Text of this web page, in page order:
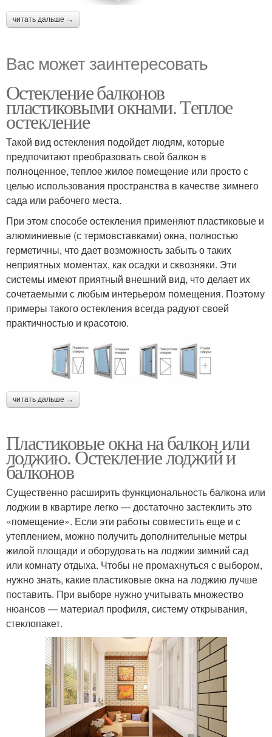
читать дальше →
Вас может заинтересовать
Остекление балконов
пластиковыми окнами. Теплое
остекление
Такой вид остекления подойдет людям, которые
предпочитают преобразовать свой балкон в
полноценное, теплое жилое помещение или просто с
целью использования пространства в качестве зимнего
сада или рабочего места.
При этом способе остекления применяют пластиковые и
алюминиевые (с термовставками) окна, полностью
герметичны, что дает возможность забыть о таких
неприятных моментах, как осадки и сквозняки. Эти
системы имеют приятный внешний вид, что делает их
сочетаемыми с любым интерьером помещения. Поэтому
примеры такого остекления всегда радуют своей
практичностью и красотою.
читать дальше →
Пластиковые окна на балкон или
лоджию. Остекление лоджий и
балконов
Существенно расширить функциональность балкона или
лоджии в квартире легко — достаточно застеклить это
«помещение». Если эти работы совместить еще и с
утеплением, можно получить дополнительные метры
жилой площади и оборудовать на лоджии зимний сад
или комнату отдыха. Чтобы не промахнуться с выбором,
нужно знать, какие пластиковые окна на лоджию лучше
поставить. При выборе нужно учитывать множество
нюансов — материал профиля, систему открывания,
стеклопакет.